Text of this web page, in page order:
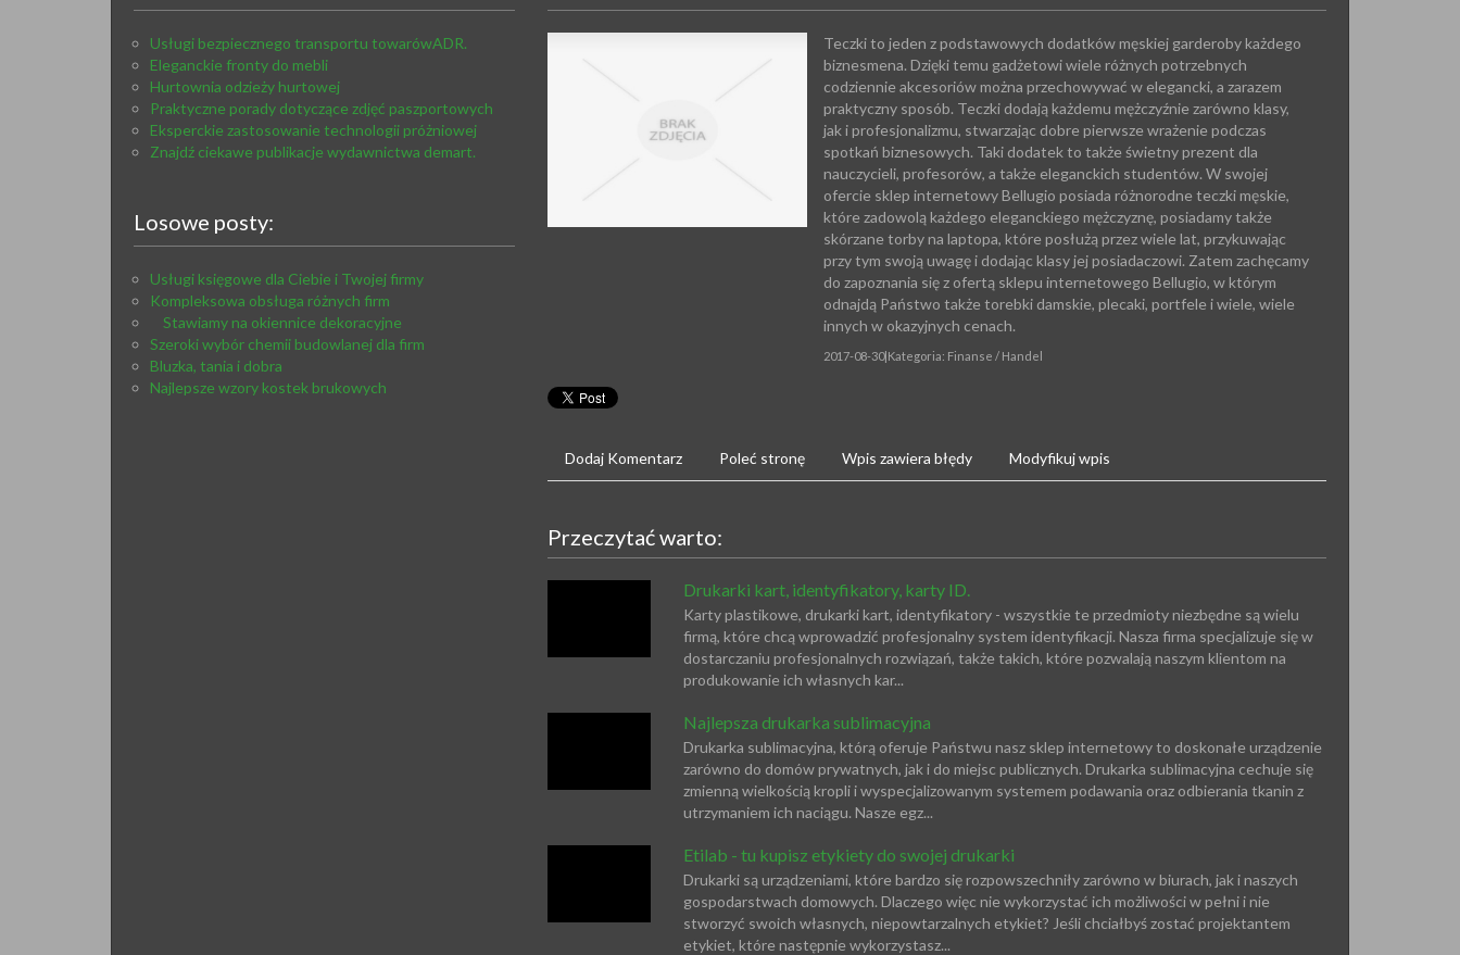
Usługi bezpiecznego transportu towarówADR.
Eleganckie fronty do mebli
Hurtownia odzieży hurtowej
Praktyczne porady dotyczące zdjęć paszportowych
Eksperckie zastosowanie technologii próżniowej
Znajdź ciekawe publikacje wydawnictwa demart.
Losowe posty:
Usługi księgowe dla Ciebie i Twojej firmy
Kompleksowa obsługa różnych firm
Stawiamy na okiennice dekoracyjne
Szeroki wybór chemii budowlanej dla firm
Bluzka, tania i dobra
Najlepsze wzory kostek brukowych
Teczki to jeden z podstawowych dodatków męskiej garderoby każdego
biznesmena. Dzięki temu gadżetowi wiele różnych potrzebnych
codziennie akcesoriów można przechowywać w elegancki, a zarazem
praktyczny sposób. Teczki dodają każdemu mężczyźnie zarówno klasy,
jak i profesjonalizmu, stwarzając dobre pierwsze wrażenie podczas
spotkań biznesowych. Taki dodatek to także świetny prezent dla
nauczycieli, profesorów, a także eleganckich studentów. W swojej
ofercie sklep internetowy Bellugio posiada różnorodne teczki męskie,
które zadowolą każdego eleganckiego mężczyznę, posiadamy także
skórzane torby na laptopa, które posłużą przez wiele lat, przykuwając
przy tym swoją uwagę i dodając klasy jej posiadaczowi. Zatem zachęcamy
do zapoznania się z ofertą sklepu internetowego Bellugio, w którym
odnajdą Państwo także torebki damskie, plecaki, portfele i wiele, wiele
innych w okazyjnych cenach.
2017-08-30|Kategoria: Finanse / Handel
Dodaj Komentarz Poleć stronę Wpis zawiera błędy Modyfikuj wpis
Przeczytać warto:
Drukarki kart, identyfikatory, karty ID.
Karty plastikowe, drukarki kart, identyfikatory - wszystkie te przedmioty niezbędne są wielu
firmą, które chcą wprowadzić profesjonalny system identyfikacji. Nasza firma specjalizuje się w
dostarczaniu profesjonalnych rozwiązań, także takich, które pozwalają naszym klientom na
produkowanie ich własnych kar...
Najlepsza drukarka sublimacyjna
Drukarka sublimacyjna, którą oferuje Państwu nasz sklep internetowy to doskonałe urządzenie
zarówno do domów prywatnych, jak i do miejsc publicznych. Drukarka sublimacyjna cechuje się
zmienną wielkością kropli i wyspecjalizowanym systemem podawania oraz odbierania tkanin z
utrzymaniem ich naciągu. Nasze egz...
Etilab - tu kupisz etykiety do swojej drukarki
Drukarki są urządzeniami, które bardzo się rozpowszechniły zarówno w biurach, jak i naszych
gospodarstwach domowych. Dlaczego więc nie wykorzystać ich możliwości w pełni i nie
stworzyć swoich własnych, niepowtarzalnych etykiet? Jeśli chciałbyś zostać projektantem
etykiet, które następnie wykorzystasz...